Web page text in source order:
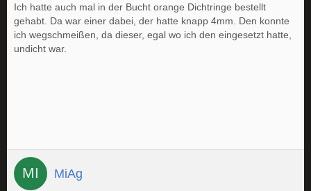
Ich hatte auch mal in der Bucht orange Dichtringe bestellt
gehabt. Da war einer dabei, der hatte knapp 4mm. Den konnte
ich wegschmeißen, da dieser, egal wo ich den eingesetzt hatte,
undicht war.
MiAg